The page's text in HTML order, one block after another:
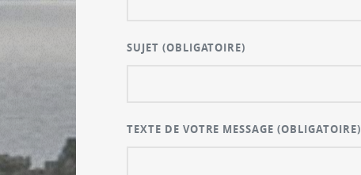
SUJET (OBLIGATOIRE)
TEXTE DE VOTRE MESSAGE(OBLIGATOIRE)